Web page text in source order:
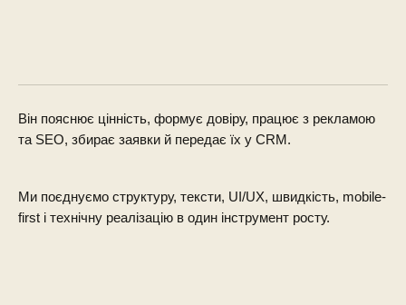
Він пояснює цінність, формує довіру, працює з рекламою
та SEO, збирає заявки й передає їх у CRM.
Ми поєднуємо структуру, тексти, UI/UX, швидкість, mobile-
first і технічну реалізацію в один інструмент росту.